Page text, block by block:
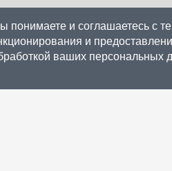
понимаете и соглашаетесь с
и
ваших